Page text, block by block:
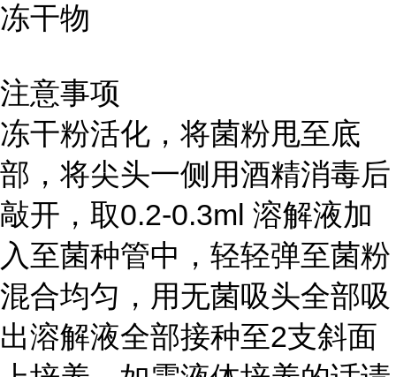
冻干物
注意事项
冻干粉活化，将菌粉甩至底
部，将尖头一侧用酒精消毒后
敲开，取0.2-0.3ml 溶解液加
入至菌种管中，轻轻弹至菌粉
混合均匀，用无菌吸头全部吸
出溶解液全部接种至2支斜面